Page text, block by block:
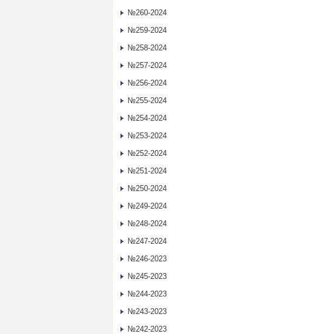
№260-2024
№259-2024
№258-2024
№257-2024
№256-2024
№255-2024
№254-2024
№253-2024
№252-2024
№251-2024
№250-2024
№249-2024
№248-2024
№247-2024
№246-2023
№245-2023
№244-2023
№243-2023
№242-2023